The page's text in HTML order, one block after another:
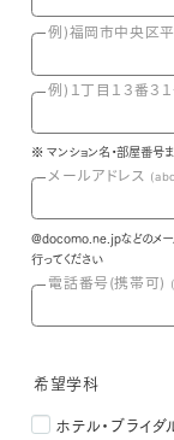
例)福岡市中央区
例)１丁目１３番３
※ マンション名・部屋番号ま
メールアドレス
@docomo.ne.jpなどのメー
行ってください
電話番号(携帯可)
希望学科
ホテル・ブライダ